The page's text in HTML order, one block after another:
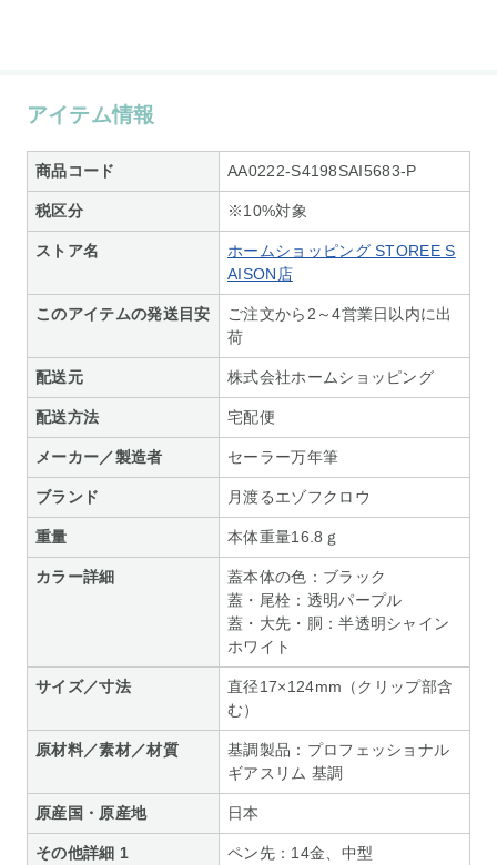
アイテム情報
商品コード AA0222-S4198SAI5683-P
税区分 ※10%対象
ストア名
ホームショッピング STOREE S
AISON店
このアイテムの発送目安
ご注文から2～4営業日以内に出
荷
配送元 株式会社ホームショッピング
配送方法 宅配便
メーカー／製造者 セーラー万年筆
ブランド 月渡るエゾフクロウ
重量 本体重量16.8ｇ
カラー詳細
蓋本体の色：ブラック
蓋・尾栓：透明パープル
蓋・大先・胴：半透明シャイン
ホワイト
サイズ／寸法
直径17×124mm（クリップ部含
む）
原材料／素材／材質
基調製品：プロフェッショナル
ギアスリム 基調
原産国・原産地 日本
その他詳細 1
ペン先：14金、中型